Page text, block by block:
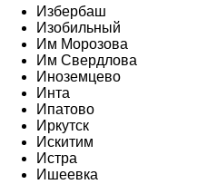
Избербаш
Изобильный
Им Морозова
Им Свердлова
Иноземцево
Инта
Ипатово
Иркутск
Искитим
Истра
Ишеевка